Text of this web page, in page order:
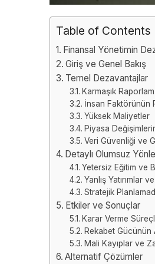
Table of Contents
Finansal Yönetimin
Giriş ve Genel Bakış
Temel Dezavantajlar
Karmaşık
İnsan Faktörünün
Yüksek Maliyetler
Piyasa
Veri Güvenliği ve
Detaylı Olumsuz
Yetersiz Eğitim ve
Yanlış Yatırımlar
Stratejik
Etkiler ve Sonuçlar
Karar Verme
Rekabet Gücünün
Mali Kayıplar ve
Alternatif Çözümler